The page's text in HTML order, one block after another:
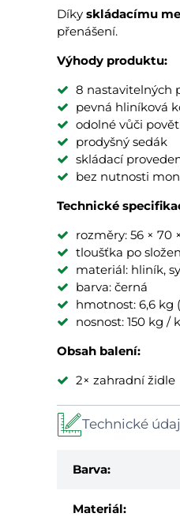
Díky skládacímu
přenášení.
Výhody produktu:
8 nastavitelných
pevná hliníková
odolné vůči
prodyšný sedák
skládací
bez nutnosti
Technické
rozměry: 56 × 70
tloušťka po
materiál: hliník,
barva: černá
hmotnost: 6,6 kg
nosnost: 150 kg /
Obsah balení:
2× zahradní židle
Technické
Barva:
Materiál: